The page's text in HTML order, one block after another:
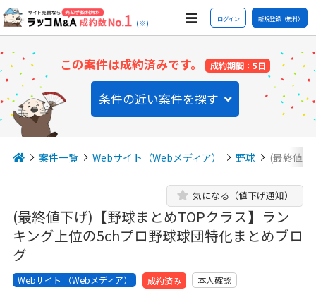
(※) ログイン 新規登録（無料）
この案件は成約済みです。 成約期間：5日
条件の近い案件を探す
案件一覧 Webサイト（Webメディア） 野球 (最終値
(最終値下げ)【野球まとめTOPクラス】ラン
キング上位の5chプロ野球球団特化まとめブロ
グ
気になる（値下げ通知）
Webサイト （Webメディア） 成約済み
本人確認